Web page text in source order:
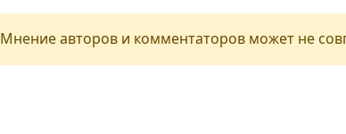
Мнение авторов и комментаторов может не